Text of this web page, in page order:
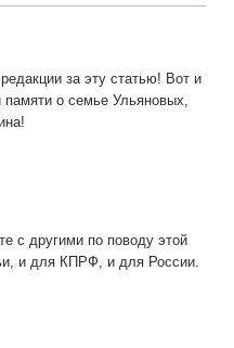
за эту статью! Вот и
о семье Ульяновых,
с другими по поводу этой
и для КПРФ, и для России.